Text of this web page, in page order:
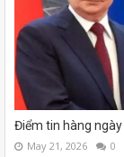
Điểm tin hàng ngày
May 21, 2026 0